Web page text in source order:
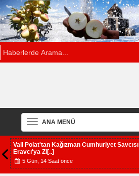
ANA MENÜ
Vali Polat'tan Kağızman Cumhuriyet Savcısı
Eravcı'ya Zi[..]
5 Gün, 14 Saat önce